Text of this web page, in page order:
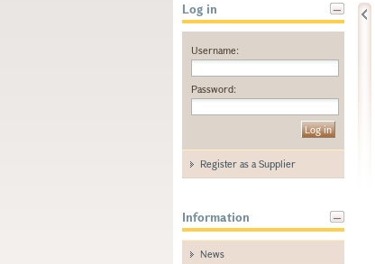
Log in
Username:
Password:
Register as a Supplier
Information
News